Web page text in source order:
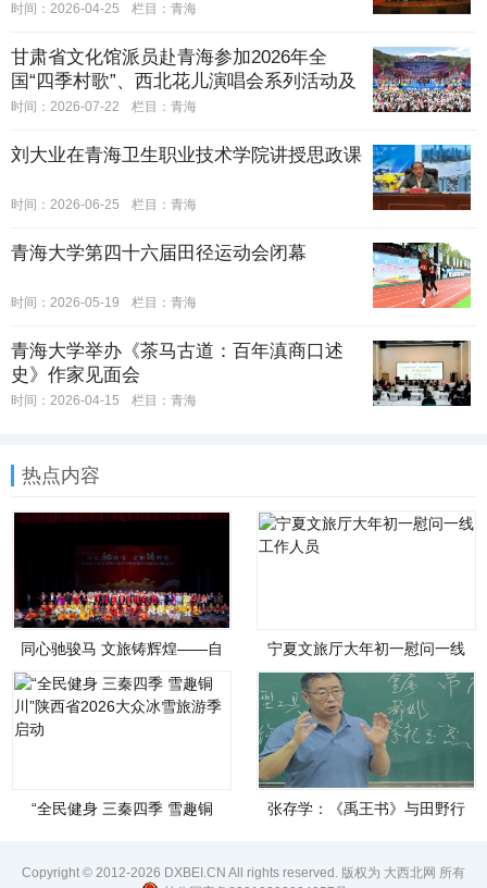
时间：2026-04-25 栏目： 青海
甘肃省文化馆派员赴青海参加2026年全
国“四季村歌”、西北花儿演唱会系列活动及
沿黄九省区群众美术作品展
时间：2026-07-22 栏目： 青海
刘大业在青海卫生职业技术学院讲授思政课
时间：2026-06-25 栏目： 青海
青海大学第四十六届田径运动会闭幕
时间：2026-05-19 栏目： 青海
青海大学举办《茶马古道：百年滇商口述
史》作家见面会
时间：2026-04-15 栏目： 青海
热点内容
同心驰骏马 文旅铸辉煌——自
华民族共同体意识联谊会
宁夏文旅厅大年初一慰问一线
“全民健身 三秦四季 雪趣铜
张存学：《禹王书》与田野行
Copyright © 2012-2026 DXBEI.CN All rights reserved. 版权为 大西北网 所有